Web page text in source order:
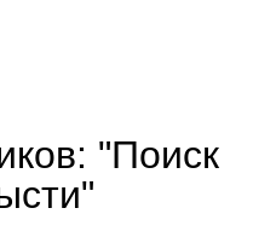
"Поиск